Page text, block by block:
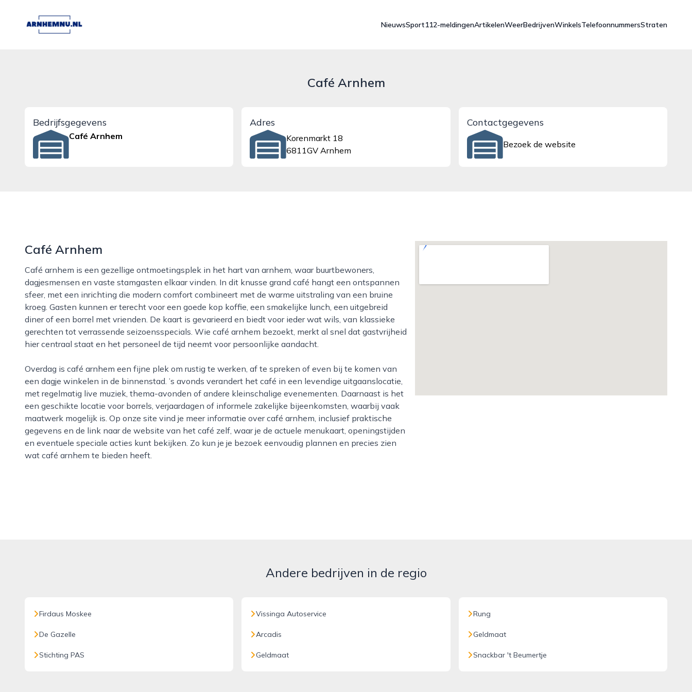
arnhemnu.nl
NieuwsSport112-meldingenArtikelenWeerBedrijvenWinkelsTelefoonnummersStraten
Café Arnhem
Bedrijfsgegevens
Café Arnhem
Adres
Korenmarkt 18
6811GV Arnhem
Contactgegevens
Bezoek de website
Café Arnhem
Café arnhem is een gezellige ontmoetingsplek in het hart van arnhem, waar buurtbewoners,
dagjesmensen en vaste stamgasten elkaar vinden. In dit knusse grand café hangt een ontspannen
sfeer, met een inrichting die modern comfort combineert met de warme uitstraling van een bruine
kroeg. Gasten kunnen er terecht voor een goede kop koffie, een smakelijke lunch, een uitgebreid
diner of een borrel met vrienden. De kaart is gevarieerd en biedt voor ieder wat wils, van klassieke
gerechten tot verrassende seizoensspecials. Wie café arnhem bezoekt, merkt al snel dat gastvrijheid
hier centraal staat en het personeel de tijd neemt voor persoonlijke aandacht.
Overdag is café arnhem een fijne plek om rustig te werken, af te spreken of even bij te komen van
een dagje winkelen in de binnenstad. ’s avonds verandert het café in een levendige uitgaanslocatie,
met regelmatig live muziek, thema-avonden of andere kleinschalige evenementen. Daarnaast is het
een geschikte locatie voor borrels, verjaardagen of informele zakelijke bijeenkomsten, waarbij vaak
maatwerk mogelijk is. Op onze site vind je meer informatie over café arnhem, inclusief praktische
gegevens en de link naar de website van het café zelf, waar je de actuele menukaart, openingstijden
en eventuele speciale acties kunt bekijken. Zo kun je je bezoek eenvoudig plannen en precies zien
wat café arnhem te bieden heeft.
Andere bedrijven in de regio
Firdaus Moskee
De Gazelle
Stichting PAS
Vissinga Autoservice
Arcadis
Geldmaat
Rung
Geldmaat
Snackbar 't Beumertje